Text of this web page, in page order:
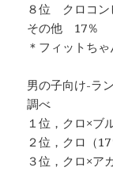
８位 クロコン
その他 17％
＊フィットち
男の子向け-ラ
調べ
１位，クロ×ブ
２位，クロ（17
３位，クロ×ア